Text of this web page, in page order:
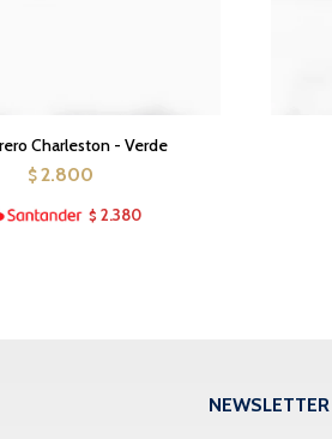
Charleston - Verde
$ 2.800
$ 2.380
NEWSLETTER